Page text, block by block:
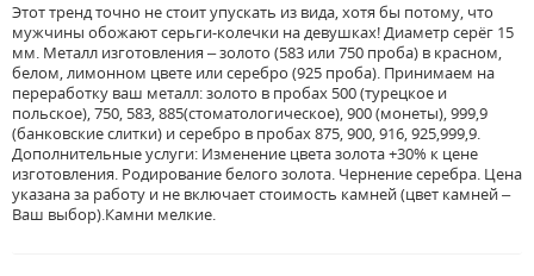
Этот тренд точно не стоит упускать из вида, хотя бы потому, что
мужчины обожают серьги-колечки на девушках! Диаметр серёг 15
мм. Металл изготовления – золото (583 или 750 проба) в красном,
белом, лимонном цвете или серебро (925 проба). Принимаем на
переработку ваш металл: золото в пробах 500 (турецкое и
польское), 750, 583, 885(стоматологическое), 900 (монеты), 999,9
(банковские слитки) и серебро в пробах 875, 900, 916, 925,999,9.
Дополнительные услуги: Изменение цвета золота +30% к цене
изготовления. Родирование белого золота. Чернение серебра. Цена
указана за работу и не включает стоимость камней (цвет камней –
Ваш выбор).Камни мелкие.